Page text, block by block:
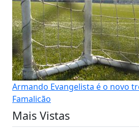
Armando Evangelista é o novo
Famalicão
Mais Vistas